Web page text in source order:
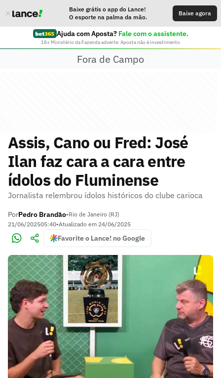
Baixe grátis o app do Lance!
O esporte na palma da mão.
Baixe agora
Ajuda com Aposta? Fale com o assistente.
18+ Ministério da Fazenda adverte: Aposta não é investimento
Fora de Campo
Assis, Cano ou Fred: José
Ilan faz cara a cara entre
ídolos do Fluminense
Jornalista relembrou ídolos históricos do clube carioca
PorPedro Brandão•Rio de Janeiro (RJ)
21/06/202505:40•Atualizado em 24/06/2025
Favorite o Lance! no Google